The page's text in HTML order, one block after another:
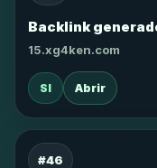
Backlink
15.xg4ken.com
SI Abrir
#46